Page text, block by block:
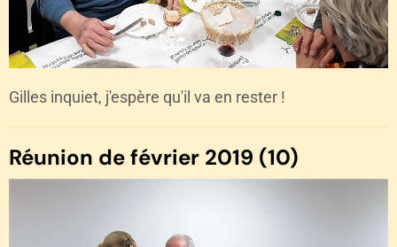
Gilles inquiet, j'espère qu'il va en rester !
Réunion de février 2019 (10)